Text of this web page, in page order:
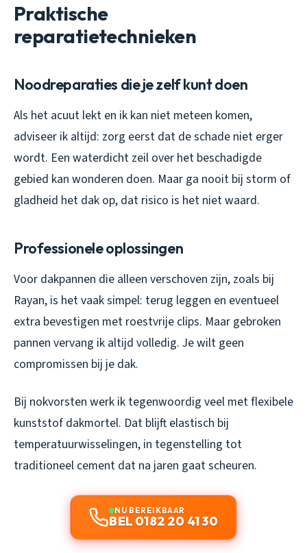
Praktische
reparatietechnieken
Noodreparaties die je zelf kunt doen
Als het acuut lekt en ik kan niet meteen komen,
adviseer ik altijd: zorg eerst dat de schade niet erger
wordt. Een waterdicht zeil over het beschadigde
gebied kan wonderen doen. Maar ga nooit bij storm of
gladheid het dak op, dat risico is het niet waard.
Professionele oplossingen
Voor dakpannen die alleen verschoven zijn, zoals bij
Rayan, is het vaak simpel: terug leggen en eventueel
extra bevestigen met roestvrije clips. Maar gebroken
pannen vervang ik altijd volledig. Je wilt geen
compromissen bij je dak.
Bij nokvorsten werk ik tegenwoordig veel met flexibele
kunststof dakmortel. Dat blijft elastisch bij
temperatuurwisselingen, in tegenstelling tot
traditioneel cement dat na jaren gaat scheuren.
NU BEREIKBAAR
BEL 0182 20 41 30